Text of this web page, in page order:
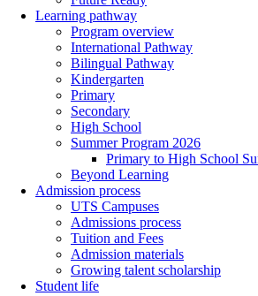
Learning pathway
Program overview
International Pathway
Bilingual Pathway
Kindergarten
Primary
Secondary
High School
Summer Program 2026
Primary to High School
Beyond Learning
Admission process
UTS Campuses
Admissions process
Tuition and Fees
Admission materials
Growing talent scholarship
Student life